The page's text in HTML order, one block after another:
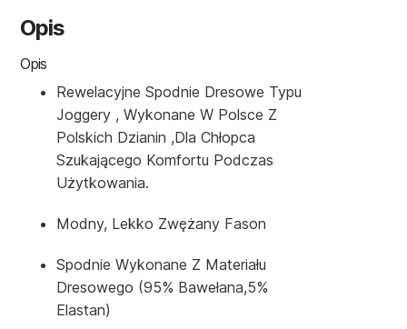
Opis
Opis
Rewelacyjne Spodnie Dresowe Typu
Joggery , Wykonane W Polsce Z
Polskich Dzianin ,dla Chłopca
Szukającego Komfortu Podczas
Użytkowania.
Modny, Lekko Zwężany Fason
Spodnie Wykonane Z Materiału
Dresowego (95% Bawełana,5%
Elastan)